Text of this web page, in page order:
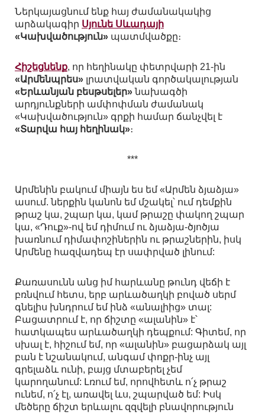
Ներկայացնում ենք հայ ժամանակակից
արձակագիր Սյունե Սևադայի
«Կախվածություն» պատմվածքը։
Հիշեցնենք, որ հեղինակը փետրվարի 21-ին
«Արմենպրես» լրատվական գործակալության
«Երևանյան բեսթսելեր»նախագծի
արդյունքների ամփոփման ժամանակ
«Կախվածություն» գրքի համար ճանչվել է
«Տարվա հայ հեղինակ»։
***
Արմենին բակում միայն ես եմ «Արմեն ձյաձյա»
ասում. ներքին կանոն եմ մշակել՝ ում դեմքին
թրաշ կա, շպար կա, կամ թրաշը փակող շպար
կա, «Դուք»-ով եմ դիմում ու ձյաձյա-ծյոծյա
խառնում դիմափոշիներին ու թրաշներին, իսկ
Արմենը հազվադեպ էր սափրված լինում:
Քառասունն անց իմ հարևանը թունդ վեճի է
բռնվում հետս, երբ արևածաղկի բոված սերմ
գնելիս խնդրում եմ ինձ «անալիից» տալ:
Բացատրում է, որ ճիշտը «ալանին» է՝
հատկապես արևածաղկի դեպքում: Գիտեմ, որ
սխալ է, հիշում եմ, որ «ալանին» բացարձակ այլ
բան է նշանակում, անգամ փոքր-ինչ այլ
գրելաձև ունի, բայց մտաբերել չեմ
կարողանում: Լռում եմ, որովհետև ո՛չ թրաշ
ունեմ, ո՛չ էլ, առավել ևս, շպարված եմ: Իսկ
մեծերը ճիշտ երևալու զզվելի բնավորություն